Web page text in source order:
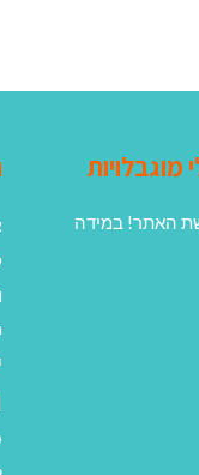
האתר! במידה